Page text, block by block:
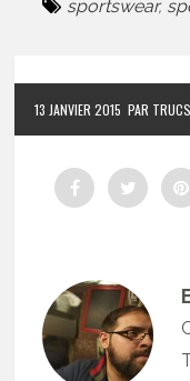
sportswear,
13 JANVIER 2015 PAR